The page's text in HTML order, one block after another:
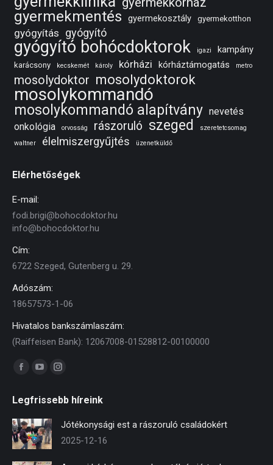
gyermekmentés gyermekosztály gyermekotthon
gyógyítás gyógyító
gyógyító bohócdoktorok igazi kampány
karácsony kecskemét károly kórházi kórháztámogatás metro
mosolydoktor mosolydoktorok
mosolykommandó
mosolykommandó alapítvány nevetés
onkológia
orvosság rászoruló szeged
szeretetcsomag
waltner
élelmiszergyűjtés üzenetküldő
Elérhetőségek
E-mail:
fodi.brigi@bohocdoktor.hu
info@bohocdoktor.hu
Cím:
6722 Szeged, Gutenberg u. 29.
Adószám:
18657573-1-06
Hivatalos bankszámlaszám:
(Raiffeisen Bank): 12067008-01528812-00100000
Find us on:
Facebook
opens
in
new
window
YouTube
opens
in
new
window
Instagram
opens
new
Legfrissebb híreink
Jótékonysági est a rászoruló családokért
2025-12-16